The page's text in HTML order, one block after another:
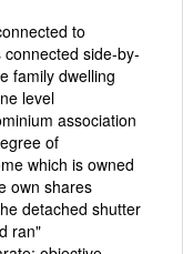
to
side-by-
family dwelling
level
association
of
which is owned
own shares
detached shutter
ran"